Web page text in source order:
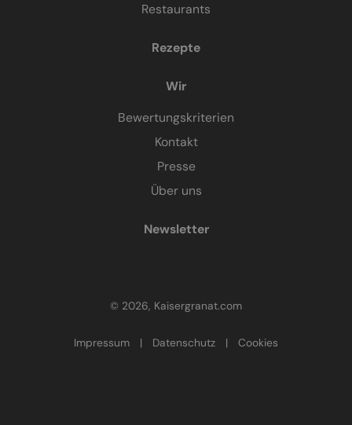
Restaurants
Rezepte
Wir
Bewertungskriterien
Kontakt
Presse
Über uns
Newsletter
© 2026, Kaisergranat.com
Impressum | Datenschutz | Cookies